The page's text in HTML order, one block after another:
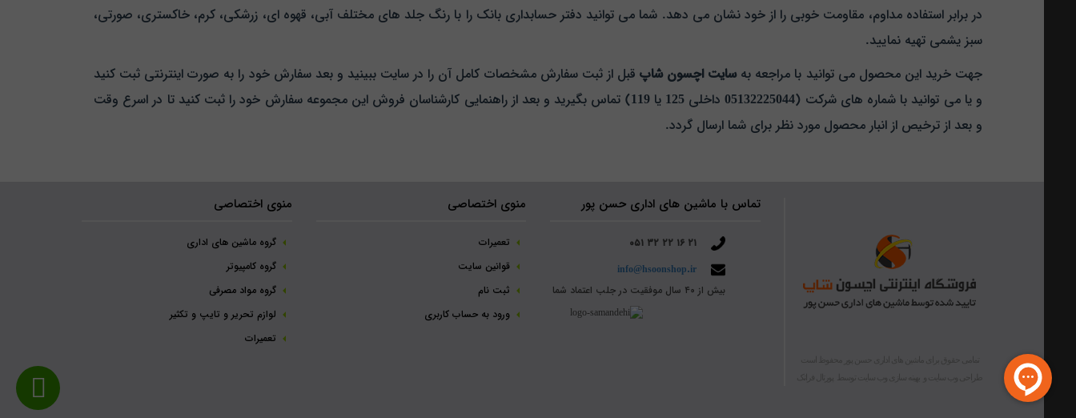
در برابر استفاده مداوم، مقاومت خوبی را از خود نشان می دهد. شما می توانید دفتر حسابداری بانک را با رنگ جلد های مختلف آبی، قهوه ای، زرشکی، کرم، خاکستری، صورتی،
سبز یشمی تهیه نمایید.
جهت خرید این محصول می توانید با مراجعه بهسایت اچسون شاپ قبل از ثبت سفارش مشخصات کامل آن را در سایت ببینید و بعد سفارش خود را به صورت اینترنتی ثبت کنید
و یا می توانید با شماره های شرکت (05132225044داخلی 125 یا119) تماس بگیرید و بعد از راهنمایی کارشناسان فروش این مجموعه سفارش خود را ثبت کنید تا در اسرع وقت
و بعد از ترخیص از انبار محصول مورد نظر برای شما ارسال گردد.
منوی اختصاصی
گروه ماشین های اداری
گروه کامپیوتر
گروه مواد مصرفی
لوازم تحریر و تایپ و تکثیر
تعمیرات
تماس با ماشین های اداری حسن پور
۰۵۱ ۳۲ ۲۲ ۱۶ ۲۱
info@hsoonshop.ir
بیش از ۴۰ سال موفقیت در جلب اعتماد شما
منوی اختصاصی
تعمیرات
قوانین سایت
ثبت نام‌
ورود به حساب کاربری